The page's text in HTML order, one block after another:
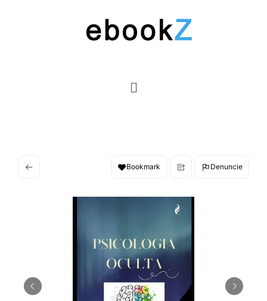
Bookmark Denuncie